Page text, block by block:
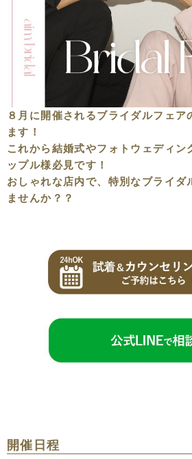
８月に開催されるブライダルフェア
ます！
これから結婚式やフォトウェディン
ップル様必見です！
おしゃれな店内で、特別なブライダ
ませんか？？
開催日程